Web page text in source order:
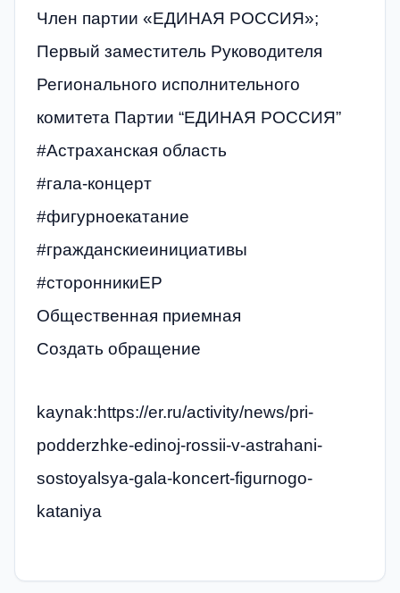
Член партии «ЕДИНАЯ РОССИЯ»;
Первый заместитель Руководителя
Регионального исполнительного
комитета Партии “ЕДИНАЯ РОССИЯ”
#Астраханская область
#гала-концерт
#фигурноекатание
#гражданскиеинициативы
#сторонникиЕР
Общественная приемная
Создать обращение
kaynak:https://er.ru/activity/news/pri-
podderzhke-edinoj-rossii-v-astrahani-
sostoyalsya-gala-koncert-figurnogo-
kataniya